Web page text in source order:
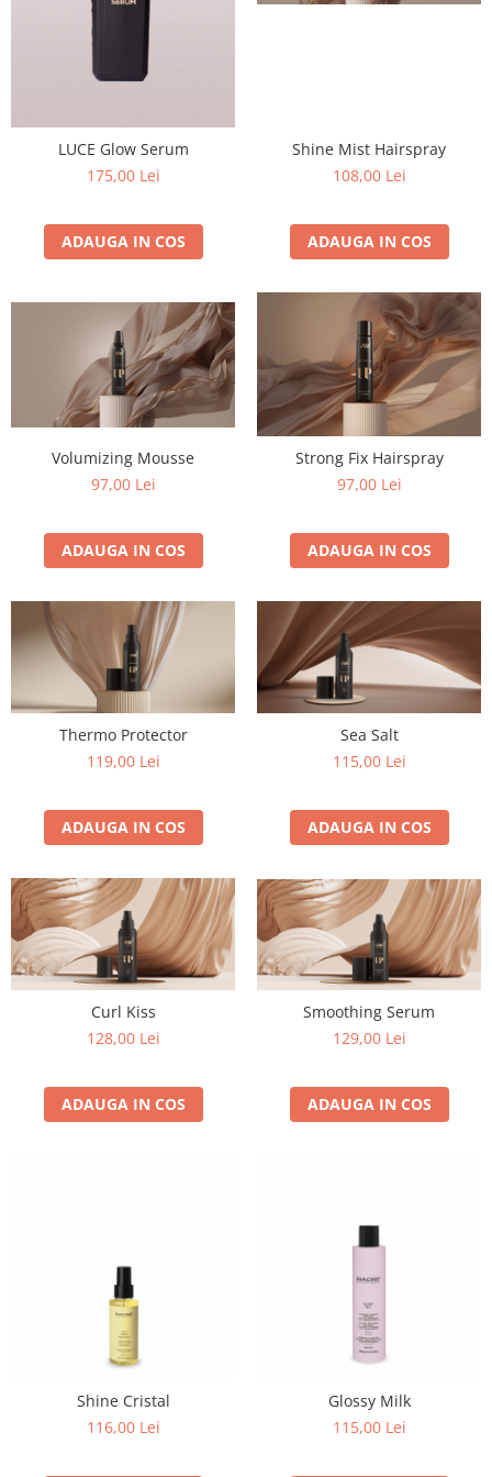
LUCE Glow Serum
175,00 Lei
ADAUGA IN COS
Shine Mist Hairspray
108,00 Lei
ADAUGA IN COS
Volumizing Mousse
97,00 Lei
ADAUGA IN COS
Strong Fix Hairspray
97,00 Lei
ADAUGA IN COS
Thermo Protector
119,00 Lei
ADAUGA IN COS
Sea Salt
115,00 Lei
ADAUGA IN COS
Curl Kiss
128,00 Lei
ADAUGA IN COS
Smoothing Serum
129,00 Lei
ADAUGA IN COS
Shine Cristal
116,00 Lei
Glossy Milk
115,00 Lei